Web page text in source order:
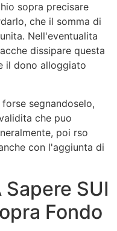
sopra precisare
che il somma di
Nell'eventualita
dissipare questa
il dono alloggiato
segnandoselo,
che puo
poi rso
con l'aggiunta di
Sapere SUI
Fondo